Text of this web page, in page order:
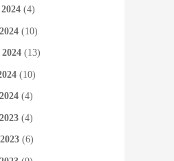
(4)
(10)
(13)
(10)
(4)
(4)
(6)